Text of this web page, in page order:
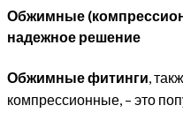
Обжимные
надежное решение
Обжимные фитинги,
компрессионные, – это